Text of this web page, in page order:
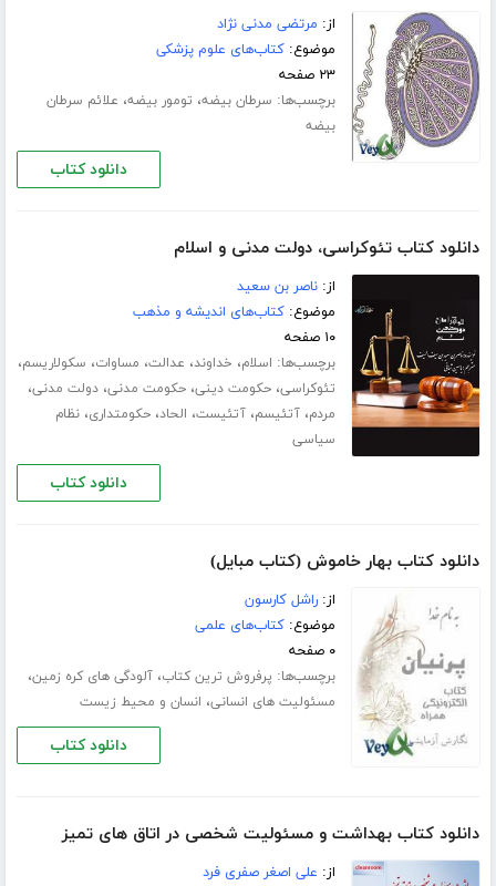
از: مرتضی مدنی نژاد
موضوع:کتاب‌های علوم پزشکی
۲۳ صفحه
برچسب‌ها: سرطان بیضه، تومور بیضه، علائم سرطان
بیضه
دانلود کتاب
دانلود کتاب تئوکراسی، دولت مدنی و اسلام
از:ناصر بن سعید
موضوع:کتاب‌های اندیشه و مذهب
۱۰ صفحه
برچسب‌ها: اسلام، خداوند، عدالت، مساوات، سکولاریسم،
تئوکراسی،حکومت دینی،حکومت مدنی،دولت مدنی،
مردم،آتئیسم،آتئیست، الحاد،حکومتداری،نظام
سیاسی
دانلود کتاب
دانلود کتاب بهار خاموش (کتاب مبایل)
از:راشل کارسون
موضوع:کتاب‌های علمی
۰ صفحه
برچسب‌ها: پرفروش ترین کتاب،آلودگی های کره زمین،
مسئولیت های انسانی، انسان و محیط زیست
دانلود کتاب
دانلود کتاب بهداشت و مسئولیت شخصی در اتاق های تمیز
از: علی اصغر صفری فرد